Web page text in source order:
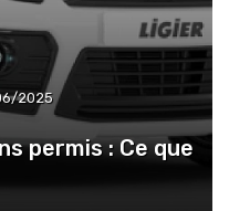
2025
permis : Ce que